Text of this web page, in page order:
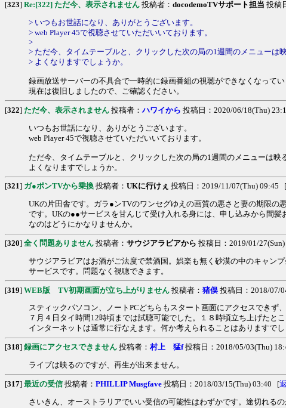
[323] Re:[322] ただ今、表示されません 投稿者： docodemoTVサポート担当 投稿
> いつもお世話になり、ありがとうございます。
> web Player 45で視聴させていただいいております。
>
> ただ今、タイムテーブルと、クリックした次の局の1週間のメニューは
> よくなりますでしょうか。
録画放送サーバーの不具合で一時的に録画番組の視聴ができなくなってい
現在は復旧しましたので、ご確認ください。
[322] ただ今、表示されません 投稿者： ハワイから 投稿日：2020/06/18(Thu)
いつもお世話になり、ありがとうございます。
web Player 45で視聴させていただいいております。
ただ今、タイムテーブルと、クリックした次の局の1週間のメニューは映
よくなりますでしょうか。
[321] ガ●ポンTVから乗換 投稿者： UKに行けぇ 投稿日：2019/11/07(Thu) 09:45 [
UKの片田舎です。ガラ●ンTVのワンセグゆえの画質の悪さと妻の期限
です。UKの●●サービスを甘んじて受け入れる身には、申し込みから間
なのはどうにかなりませんか。
[320] 全く問題ありません 投稿者： サウジアラビアから 投稿日：2019/01/
サウジアラビアはお酒がご法度で禁酒国。娯楽も無く砂漠の中のキャン
サービスです。問題なく視聴できます。
[319] WEB版 TV初期画面が立ち上がりません 投稿者： 猪俣 投稿日：2018/07/
スティックパソコン、ノートPCどちらもスタート画面にアクセスできず
７月４日タイ時間12時頃までは試聴可能でした。１８時頃立ち上げたと
インターネットは通常に行なえます。何か考えられることはありますでし
[318] 録画にアクセスできません 投稿者： 村上 猛f投稿日：2018/05/03(Thu)
ライブは映るのですが、再生が出来ません。
[317] 最近の受信 投稿者： PHILLIP Musgfave 投稿日：2018/03/15(Thu) 03:40 [
さいきん、オーストラリアでいい受信の可能性はわずかです。途切れる